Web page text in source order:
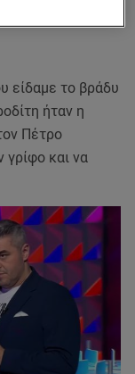
είδαμε το βράδυ
ήταν η
Πέτρο
γρίφο και να